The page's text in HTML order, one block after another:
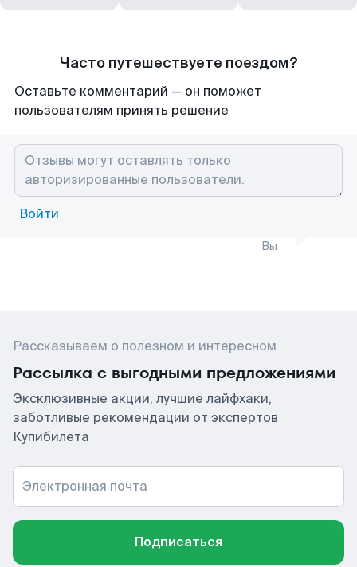
Часто путешествуете поездом?
Оставьте комментарий — он поможет
пользователям принять решение
Войти
Вы
Рассказываем о полезном и интересном
Рассылка с выгодными предложениями
Эксклюзивные акции, лучшие лайфхаки,
заботливые рекомендации от экспертов
Купибилета
Электронная почта
Подписаться